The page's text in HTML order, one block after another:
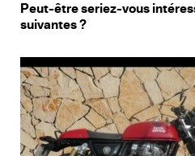
Peut-être seriez-vous
suivantes ?